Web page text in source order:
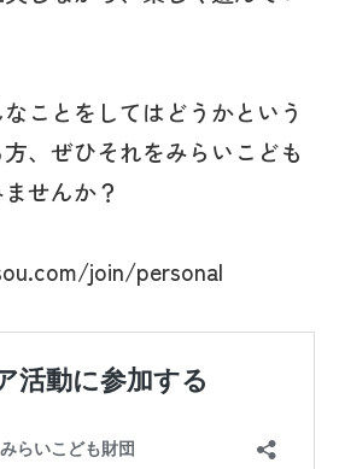
ことをしてはどうかという
、ぜひそれをみらいこども
せんか？
join/personal